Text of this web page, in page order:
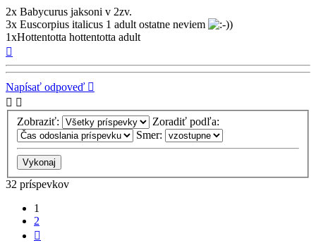
2x Babycurus jaksoni v 2zv.
3x Euscorpius italicus 1 adult ostatne neviem
)
1xHottentotta hottentotta adult
Napísať odpoveď
Zobraziť:
Zoradiť podľa:
Smer:
32 príspevkov
1
2